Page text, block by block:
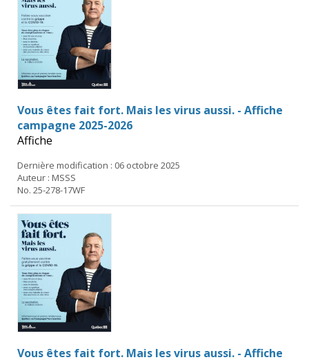
Vous êtes fait fort. Mais les virus aussi. - Affiche
campagne 2025-2026
Affiche
Dernière modification : 06 octobre 2025
Auteur : MSSS
No. 25-278-17WF
Vous êtes fait fort. Mais les virus aussi. - Affiche